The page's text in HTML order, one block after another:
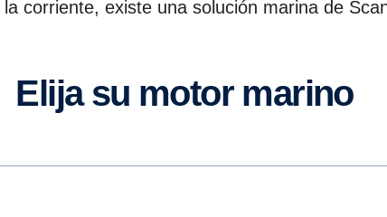
corriente, existe una solución marina de
Elija su motor marino